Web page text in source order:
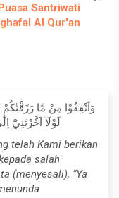
Santriwati
Al Qur'an
وَاَنْفِقُوْا مِنْ مَّا
لَوْلَآ
telah Kami berikan
salah
(menyesali), “Ya